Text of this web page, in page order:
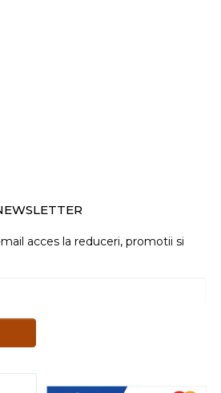
acces la reduceri, promotii si